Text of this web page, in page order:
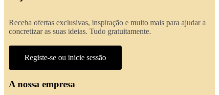
Receba ofertas exclusivas, inspiração e muito mais para ajudar a
concretizar as suas ideias. Tudo gratuitamente.
Registe-se ou inicie sessão
A nossa empresa